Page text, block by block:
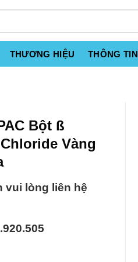
THƯƠNG HIỆU THÔNG TIN
Bột ß
Vàng
vui lòng liên hệ